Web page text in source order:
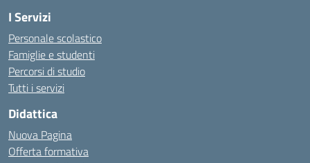
I Servizi
Personale scolastico
Famiglie e studenti
Percorsi di studio
Tutti i servizi
Didattica
Nuova Pagina
Offerta formativa